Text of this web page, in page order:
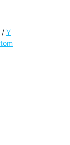
/ Y
tom